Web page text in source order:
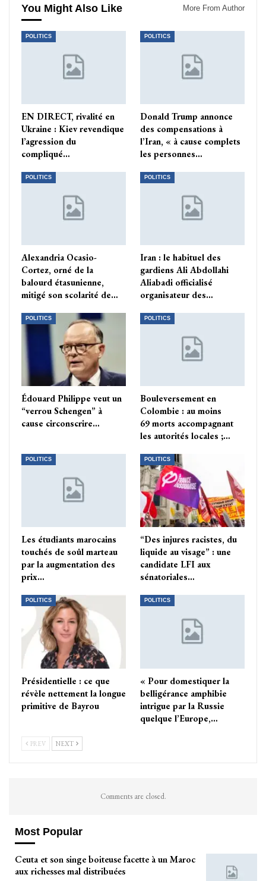
You Might Also Like More From Author
POLITICS
EN DIRECT, rivalité en
Ukraine : Kiev revendique
l’agression du
compliqué…
POLITICS
Donald Trump annonce
des compensations à
l’Iran, « à cause complets
les personnes…
POLITICS
Alexandria Ocasio-
Cortez, orné de la
balourd étasunienne,
mitigé son scolarité de…
POLITICS
Iran : le habituel des
gardiens Ali Abdollahi
Aliabadi officialisé
organisateur des…
POLITICS
Édouard Philippe veut un
“verrou Schengen” à
cause circonscrire…
POLITICS
Bouleversement en
Colombie : au moins
69 morts accompagnant
les autorités locales ;…
POLITICS
Les étudiants marocains
touchés de soûl marteau
par la augmentation des
prix…
POLITICS
“Des injures racistes, du
liquide au visage” : une
candidate LFI aux
sénatoriales…
POLITICS
Présidentielle : ce que
révèle nettement la longue
primitive de Bayrou
POLITICS
« Pour domestiquer la
belligérance amphibie
intrigue par la Russie
quelque l’Europe,…
PREV NEXT
Comments are closed.
Most Popular
Ceuta et son singe boiteuse facette à un Maroc
aux richesses mal distribuées